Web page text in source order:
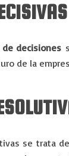
decisiones
de la
se trata